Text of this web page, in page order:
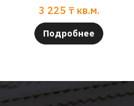
3 225 ₸ кв.м.
Подробнее